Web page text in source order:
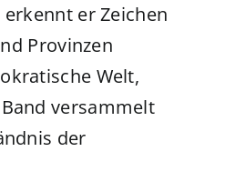
er Zeichen
Provinzen
Welt,
versammelt
der